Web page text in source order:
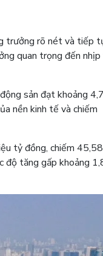
trưởng rõ nét và tiếp
quan trọng đến nhịp
sản đạt khoảng
nền kinh tế và chiếm
tỷ đồng, chiếm
tăng gấp khoảng